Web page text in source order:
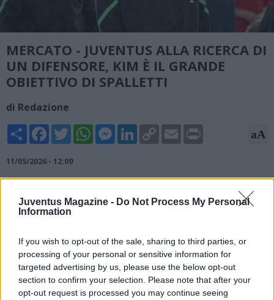
Juventus Magazine - Do Not Process My Personal
Information
If you wish to opt-out of the sale, sharing to third parties, or
processing of your personal or sensitive information for
targeted advertising by us, please use the below opt-out
section to confirm your selection. Please note that after your
opt-out request is processed you may continue seeing
MERCATO - JUVENTUS ALLA RICERCA DI
UN DIFENSORE, KIM È IL GRANDE
OBIETTIVO DI SPALLETTI
di Redazione
Share FacebookTwitterWhatsAppMessengerLinkedInCopy
Link
Email aA
11/05/2026 - 12:09
Luciano Spalletti, tecnico dei bianconeri, il grande obiettivo per
la retroguardia sarebbe Kim Min-jae, ex difensore del Napoli,
L'operazione prevederebbe la cessione di Gleison Bremer. Lo
stipendio di Kim è molto elevato, poiché guadagna 9 milioni
netti a stagione, ma vorrebbe ritrovare maggiore continuità e
gradirebbe l'idea di tornare in Italia.